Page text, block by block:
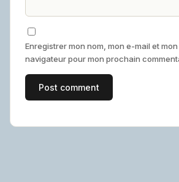
Enregistrer mon nom, mon e-mail et
navigateur pour mon prochain